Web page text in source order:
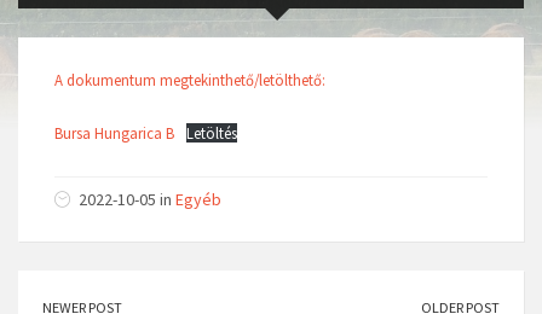
A dokumentum megtekinthető/letölthető:
Bursa Hungarica B Letöltés
2022-10-05 in Egyéb
NEWER POST OLDER POST